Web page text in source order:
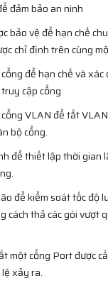
đảm bảo an ninh
bảo vệ để hạn chế
chỉ định trên cùng
để hạn chế và
cập cổng
VLAN để tắt
bộ cổng.
để thiết lập thời gian
để kiểm soát tốc độ
cách thả các gói vượt
một cổng Port được
xảy ra.